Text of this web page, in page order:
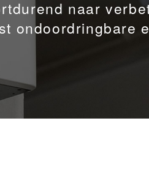
naar
ondoordringbare